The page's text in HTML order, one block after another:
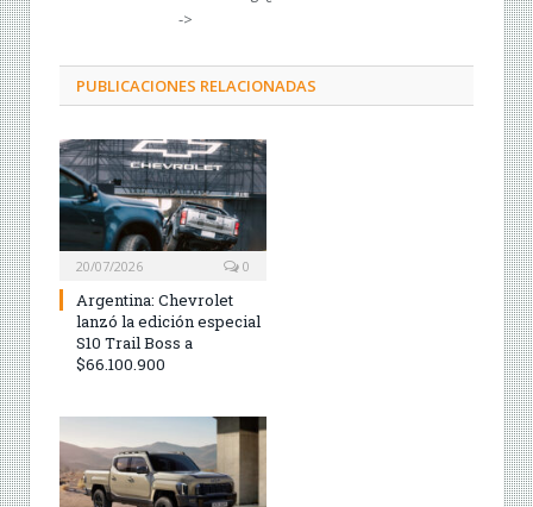
->
PUBLICACIONES RELACIONADAS
20/07/2026 0
Argentina: Chevrolet
lanzó la edición especial
S10 Trail Boss a
$66.100.900